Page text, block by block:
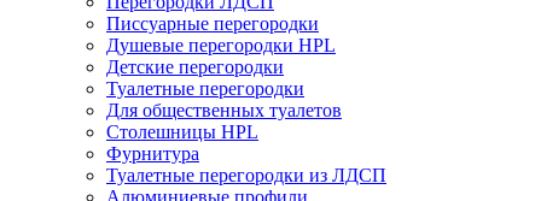
Писсуарные перегородки
Душевые перегородки HPL
Детские перегородки
Туалетные перегородки
Для общественных туалетов
Столешницы HPL
Фурнитура
Туалетные перегородки из ЛДСП
Алюминиевые профили